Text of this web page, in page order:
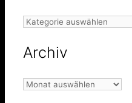
Kategorien
Archiv
Archiv